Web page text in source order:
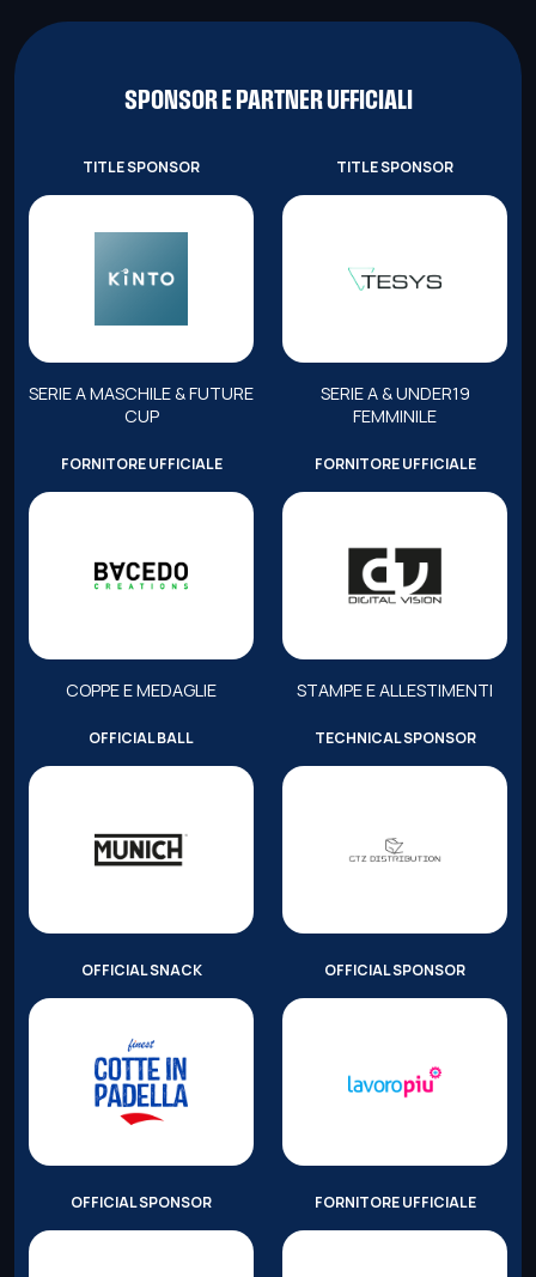
SPONSOR E PARTNER UFFICIALI
TITLE SPONSOR
SERIE A MASCHILE & FUTURE
CUP
TITLE SPONSOR
SERIE A & UNDER19
FEMMINILE
FORNITORE UFFICIALE
COPPE E MEDAGLIE
FORNITORE UFFICIALE
STAMPE E ALLESTIMENTI
OFFICIAL BALL TECHNICAL SPONSOR
OFFICIAL SNACK OFFICIAL SPONSOR
OFFICIAL SPONSOR FORNITORE UFFICIALE